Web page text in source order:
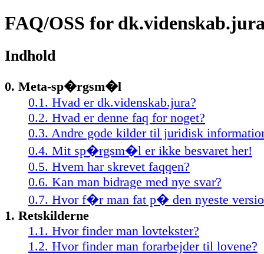
FAQ/OSS for
Indhold
0. Meta-sp�rgsm�l
0.1. Hvad er dk.videnskab.jura?
0.2. Hvad er denne faq for noget?
0.3. Andre gode kilder til juridisk
0.4. Mit sp�rgsm�l er ikke besvaret her!
0.5. Hvem har skrevet faqqen?
0.6. Kan man bidrage med nye svar?
0.7. Hvor f�r man fat p� den nyeste
1. Retskilderne
1.1. Hvor finder man lovtekster?
1.2. Hvor finder man forarbejder til lovene?